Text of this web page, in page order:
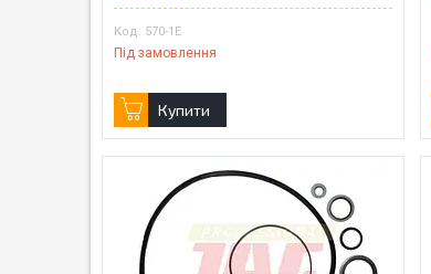
570-1E
Під замовлення
Купити